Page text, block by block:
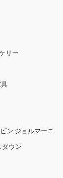
リー
ビン ジョルマーニ
ダウン